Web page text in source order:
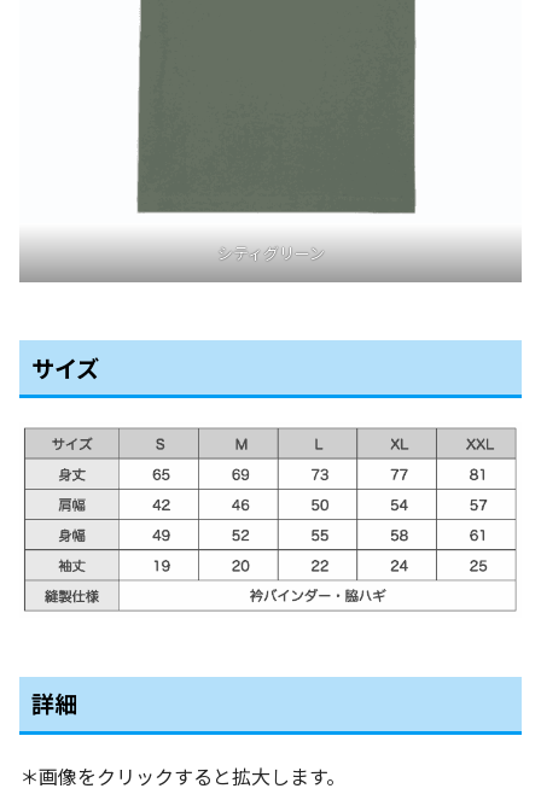
シティグリーン
サイズ
詳細
＊画像をクリックすると拡大します。